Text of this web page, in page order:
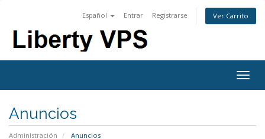
Español Entrar Registrarse Ver Carrito
Anuncios
Administración Anuncios